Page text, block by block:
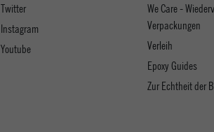
We Care -
Verpackungen
Verleih
Epoxy Guides
Zur Echtheit der
Twitter
Instagram
Youtube